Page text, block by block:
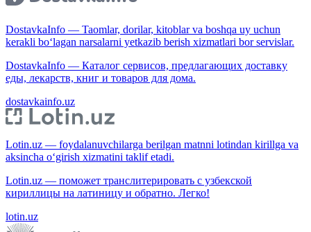
DostavkaInfo — Taomlar, dorilar, kitoblar va boshqa uy uchun
kerakli bo‘lagan narsalarni yetkazib berish xizmatlari bor servislar.
DostavkaInfo — Каталог сервисов, предлагающих доставку
еды, лекарств, книг и товаров для дома.
dostavkainfo.uz
Lotin.uz — foydalanuvchilarga berilgan matnni lotindan kirillga va
aksincha o‘girish xizmatini taklif etadi.
Lotin.uz — поможет транслитерировать с узбекской
кириллицы на латиницу и обратно. Легко!
lotin.uz